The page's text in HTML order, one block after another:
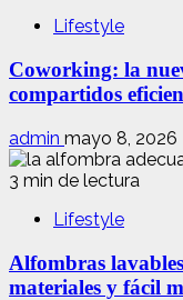
Lifestyle
Coworking: la
compartidos
admin mayo 8, 2026
3 min de lectura
Lifestyle
Alfombras
materiales y fácil